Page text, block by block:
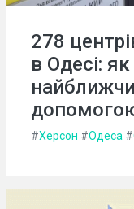
278
в Одесі:
#Херсон #Одеса #